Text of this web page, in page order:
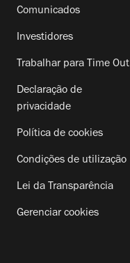
Comunicados
Investidores
Trabalhar para Time Out
Declaração de
privacidade
Política de cookies
Condições de utilização
Lei da Transparência
Gerenciar cookies